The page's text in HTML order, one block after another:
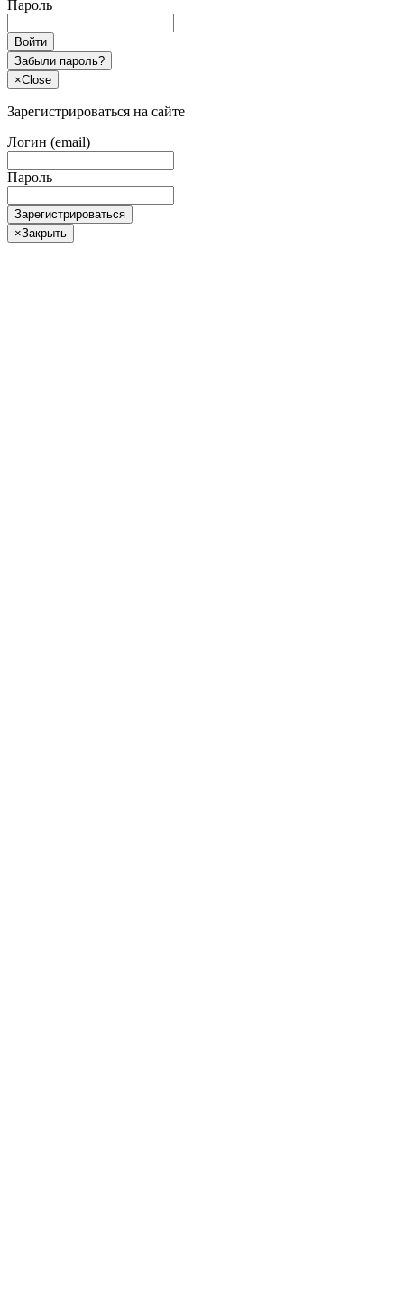
Пароль
Войти
Забыли пароль?
×Close
Зарегистрироваться на сайте
Логин (email)
Пароль
Зарегистрироваться
×Закрыть